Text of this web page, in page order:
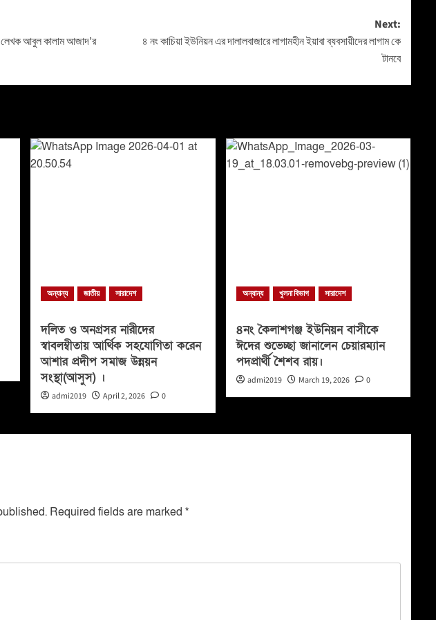
আবুল কালাম আজাদ’র
Next:
৪ নং কাচিয়া ইউনিয়ন এর দালালবাজারে লাগামহীন ইয়াবা ব্যবসায়ীদের লাগাম কে
টানবে
অন্যান্য জাতীয় সারাদেশ
দলিত ও অনগ্রসর নারীদের
স্বাবলম্বীতায় আর্থিক সহযোগিতা করেন
আশার প্রদীপ সমাজ উন্নয়ন
সংস্থা(আসুস) ।
admi2019 April 2, 2026 0
অন্যান্য খুলনা বিভাগ সারাদেশ
৪নং কৈলাশগঞ্জ ইউনিয়ন বাসীকে
ঈদের শুভেচ্ছা জানালেন চেয়ারম্যান
পদপ্রার্থী শৈশব রায়।
admi2019 March 19, 2026 0
Required fields are marked *